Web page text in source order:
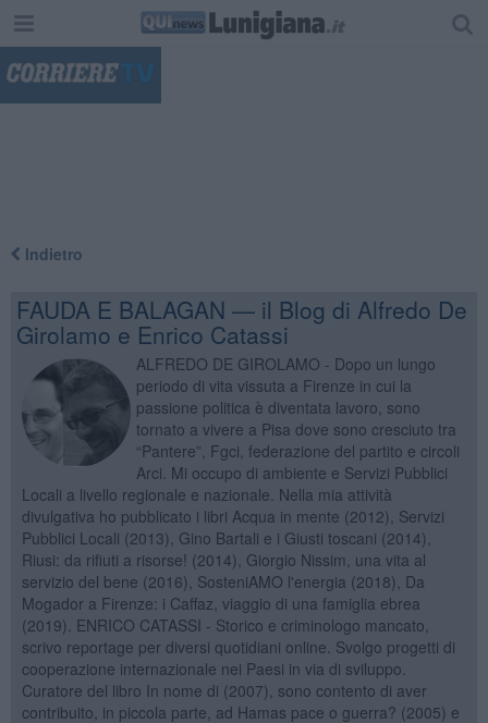
Indietro
FAUDA E BALAGAN — il Blog di Alfredo De
Girolamo e Enrico Catassi
ALFREDO DE GIROLAMO - Dopo un lungo
periodo di vita vissuta a Firenze in cui la
passione politica è diventata lavoro, sono
tornato a vivere a Pisa dove sono cresciuto tra
“Pantere”, Fgci, federazione del partito e circoli
Arci. Mi occupo di ambiente e Servizi Pubblici
Locali a livello regionale e nazionale. Nella mia attività
divulgativa ho pubblicato i libri Acqua in mente (2012), Servizi
Pubblici Locali (2013), Gino Bartali e i Giusti toscani (2014),
Riusi: da rifiuti a risorse! (2014), Giorgio Nissim, una vita al
servizio del bene (2016), SosteniAMO l'energia (2018), Da
Mogador a Firenze: i Caffaz, viaggio di una famiglia ebrea
(2019). ENRICO CATASSI - Storico e criminologo mancato,
scrivo reportage per diversi quotidiani online. Svolgo progetti di
cooperazione internazionale nei Paesi in via di sviluppo.
Curatore del libro In nome di (2007), sono contento di aver
contribuito, in piccola parte, ad Hamas pace o guerra? (2005) e